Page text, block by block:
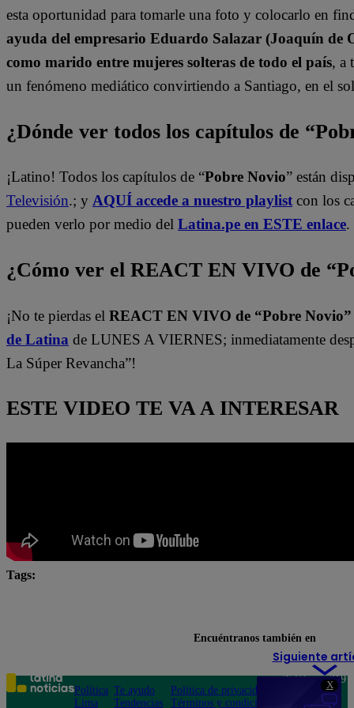
X
esta oportunidad para tomarle una foto y colocarlo en
ayuda del empresario Eduardo Salazar (Joaquín de
como marido entre mujeres solteras de todo el país, a
un fenómeno mediático convirtiendo a Santiago, en el
¿Dónde ver todos los capítulos de
¡Latino! Todos los capítulos de “Pobre Novio” están
Televisión.; y AQUÍ accede a nuestro playlist con los
pueden verlo por medio del Latina.pe en ESTE enlace.
¿Cómo ver el REACT EN VIVO de
¡No te pierdas el REACT EN VIVO de “Pobre
de Latina de LUNES A VIERNES; inmediatamente
La Súper Revancha”!
ESTE VIDEO TE VA A INTERESAR
Tags:
Siguiente
Encuéntranos también en
Política
Lima
Te ayudo
Tendencias
Política de privacidad
Términos y condiciones
Teléfono: 219
Av. San